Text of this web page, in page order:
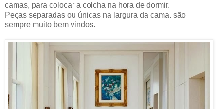
camas, para colocar a colcha na hora de dormir.
Peças separadas ou únicas na largura da cama, são
sempre muito bem vindos.